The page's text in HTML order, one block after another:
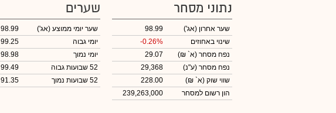
נתוני מסחר
שער אחרון (אג')
98.99
שינוי באחוזים
-0.26%
נפח מסחר (א` ₪)
29.07
נפח מסחר (ע"נ)
29,368
שווי שוק (א` ₪)
228.00
הון רשום למסחר
239,263,000
שערים
שער יומי ממוצע (אג')
98.99
יומי גבוה
99.25
יומי נמוך
98.98
52 שבועות גבוה
99.49
52 שבועות נמוך
91.35